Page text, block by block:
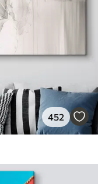
452